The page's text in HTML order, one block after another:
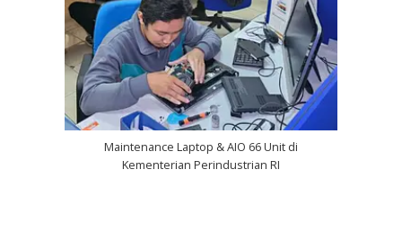
Maintenance Laptop & AIO 66 Unit di
Kementerian Perindustrian RI